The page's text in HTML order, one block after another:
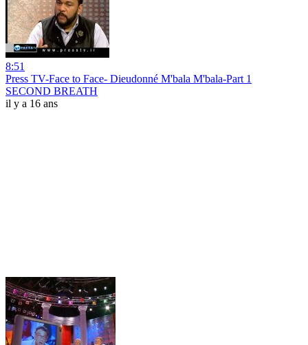
8:51
Press TV-Face to Face- Dieudonné M'bala M'bala-Part 1
SECOND BREATH
il y a 16 ans